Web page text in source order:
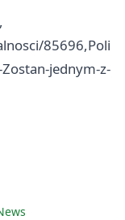
85696,Poli
jednym-z-